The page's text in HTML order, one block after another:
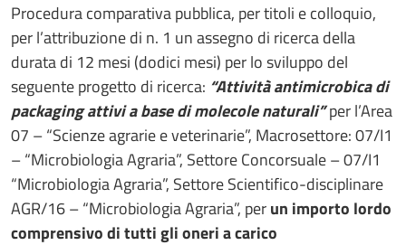
Procedura comparativa pubblica, per titoli e colloquio,
per l’attribuzione di n. 1 un assegno di ricerca della
durata di 12 mesi (dodici mesi) per lo sviluppo del
seguente progetto di ricerca: “Attività antimicrobica di
packaging attivi a base di molecole naturali”per l’Area
07 – “Scienze agrarie e veterinarie”, Macrosettore: 07/I1
– “Microbiologia Agraria”, Settore Concorsuale – 07/I1
“Microbiologia Agraria”, Settore Scientifico-disciplinare
AGR/16 – “Microbiologia Agraria”, perun importo lordo
comprensivo di tutti gli oneri a carico